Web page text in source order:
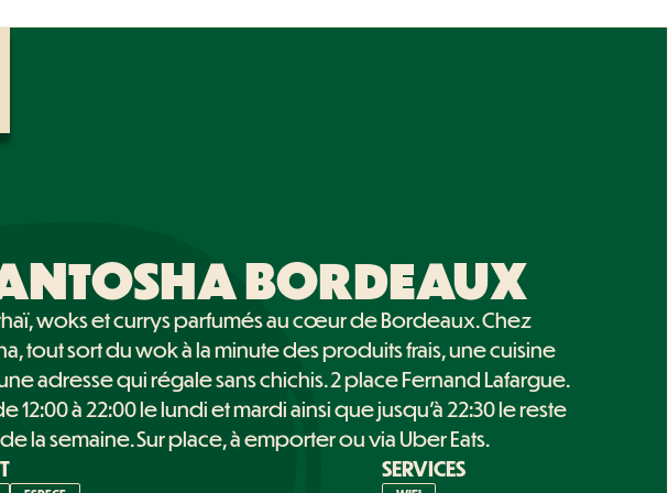
BORDEAUX
woks et currys parfumés au cœur de Bordeaux. Chez
tout sort du wok à la minute des produits frais, une cuisine
adresse qui régale sans chichis. 2 place Fernand Lafargue.
12:00 à 22:00 le lundi et mardi ainsi que jusqu’à 22:30 le reste
de la semaine. Sur place, à emporter ou via Uber Eats.
SERVICES